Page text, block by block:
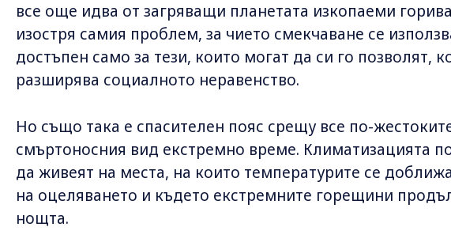
все още идва от загряващи планетата изкопаеми
изостря самия проблем, за чието смекчаване се
достъпен само за тези, които могат да си го позволят,
разширява социалното неравенство.
Но също така е спасителен пояс срещу все по-
смъртоносния вид екстремно време. Климатизацията
да живеят на места, на които температурите се
на оцеляването и където екстремните горещини
нощта.